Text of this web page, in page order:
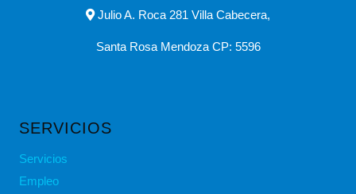
Julio A. Roca 281 Villa Cabecera,
Santa Rosa Mendoza CP: 5596
SERVICIOS
Servicios
Empleo